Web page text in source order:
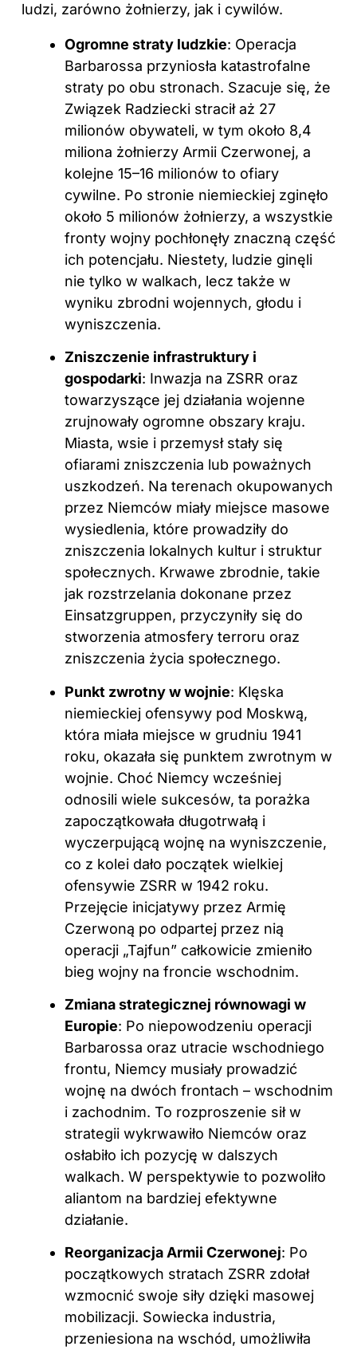
ludzi, zarówno żołnierzy, jak i cywilów.
Ogromne straty ludzkie: Operacja
Barbarossa przyniosła katastrofalne
straty po obu stronach. Szacuje się, że
Związek Radziecki stracił aż 27
milionów obywateli, w tym około 8,4
miliona żołnierzy Armii Czerwonej, a
kolejne 15–16 milionów to ofiary
cywilne. Po stronie niemieckiej zginęło
około 5 milionów żołnierzy, a wszystkie
fronty wojny pochłonęły znaczną część
ich potencjału. Niestety, ludzie ginęli
nie tylko w walkach, lecz także w
wyniku zbrodni wojennych, głodu i
wyniszczenia.
Zniszczenie infrastruktury i
gospodarki: Inwazja na ZSRR oraz
towarzyszące jej działania wojenne
zrujnowały ogromne obszary kraju.
Miasta, wsie i przemysł stały się
ofiarami zniszczenia lub poważnych
uszkodzeń. Na terenach okupowanych
przez Niemców miały miejsce masowe
wysiedlenia, które prowadziły do
zniszczenia lokalnych kultur i struktur
społecznych. Krwawe zbrodnie, takie
jak rozstrzelania dokonane przez
Einsatzgruppen, przyczyniły się do
stworzenia atmosfery terroru oraz
zniszczenia życia społecznego.
Punkt zwrotny w wojnie: Klęska
niemieckiej ofensywy pod Moskwą,
która miała miejsce w grudniu 1941
roku, okazała się punktem zwrotnym w
wojnie. Choć Niemcy wcześniej
odnosili wiele sukcesów, ta porażka
zapoczątkowała długotrwałą i
wyczerpującą wojnę na wyniszczenie,
co z kolei dało początek wielkiej
ofensywie ZSRR w 1942 roku.
Przejęcie inicjatywy przez Armię
Czerwoną po odpartej przez nią
operacji „Tajfun” całkowicie zmieniło
bieg wojny na froncie wschodnim.
Zmiana strategicznej równowagi w
Europie: Po niepowodzeniu operacji
Barbarossa oraz utracie wschodniego
frontu, Niemcy musiały prowadzić
wojnę na dwóch frontach – wschodnim
i zachodnim. To rozproszenie sił w
strategii wykrwawiło Niemców oraz
osłabiło ich pozycję w dalszych
walkach. W perspektywie to pozwoliło
aliantom na bardziej efektywne
działanie.
Reorganizacja Armii Czerwonej: Po
początkowych stratach ZSRR zdołał
wzmocnić swoje siły dzięki masowej
mobilizacji. Sowiecka industria,
przeniesiona na wschód, umożliwiła